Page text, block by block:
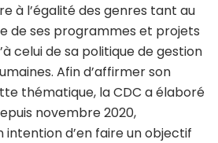
à l’égalité des genres tant au
de ses programmes et projets
celui de sa politique de gestion
Afin d’affirmer son
thématique, la CDC a élaboré
novembre 2020,
intention d’en faire un objectif